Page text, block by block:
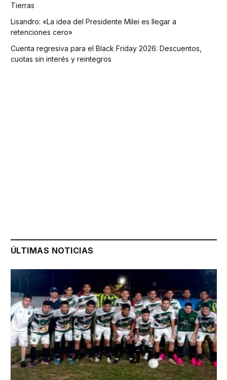
Tierras
Lisandro: «La idea del Presidente Milei es llegar a
retenciones cero»
Cuenta regresiva para el Black Friday 2026: Descuentos,
cuotas sin interés y reintegros
ÚLTIMAS NOTICIAS